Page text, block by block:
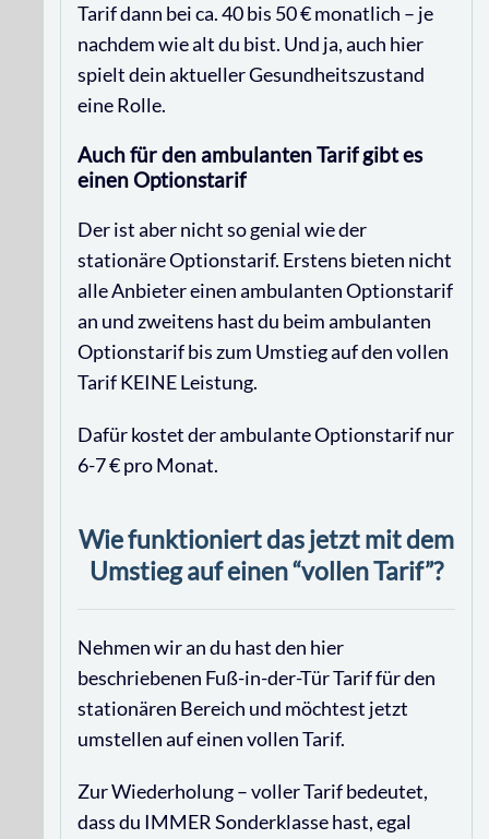
Tarif dann bei ca. 40 bis 50 € monatlich – je
nachdem wie alt du bist. Und ja, auch hier
spielt dein aktueller Gesundheitszustand
eine Rolle.
Auch für den ambulanten Tarif gibt es
einen Optionstarif
Der ist aber nicht so genial wie der
stationäre Optionstarif. Erstens bieten nicht
alle Anbieter einen ambulanten Optionstarif
an und zweitens hast du beim ambulanten
Optionstarif bis zum Umstieg auf den vollen
Tarif KEINE Leistung.
Dafür kostet der ambulante Optionstarif nur
6-7 € pro Monat.
Wie funktioniert das jetzt mit dem
Umstieg auf einen “vollen Tarif”?
Nehmen wir an du hast den hier
beschriebenen Fuß-in-der-Tür Tarif für den
stationären Bereich und möchtest jetzt
umstellen auf einen vollen Tarif.
Zur Wiederholung – voller Tarif bedeutet,
dass du IMMER Sonderklasse hast, egal